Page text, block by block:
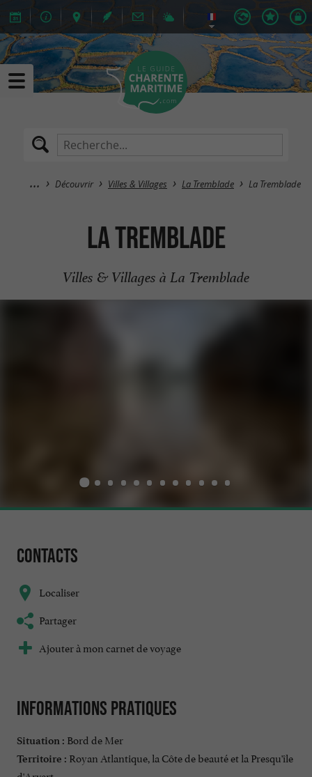
Découvrir Villes & Villages La Tremblade La Tremblade
La Tremblade
Villes & Villages à La Tremblade
Contacts
Localiser
Partager
Ajouter à mon carnet de voyage
Informations pratiques
Situation : Bord de Mer
Territoire : Royan Atlantique, la Côte de beauté et la Presqu'île